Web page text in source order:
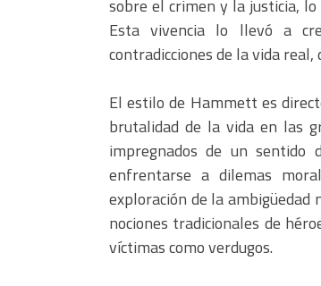
sobre el crimen y la justicia,
Esta vivencia lo llevó a
contradicciones de la vida
El estilo de Hammett es
brutalidad de la vida en las
impregnados de un sentido
enfrentarse a dilemas
exploración de la
nociones tradicionales de
víctimas como verdugos.